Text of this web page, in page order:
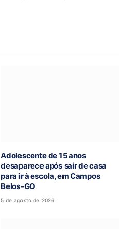
Adolescente de 15 anos
desaparece após sair de casa
para ir à escola, em Campos
Belos-GO
5 de agosto de 2026